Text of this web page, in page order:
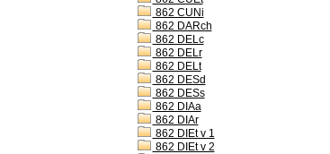
862 CUNi
862 DARch
862 DELc
862 DELr
862 DELt
862 DESd
862 DESs
862 DIAa
862 DIAr
862 DIEt v 1
862 DIEt v 2